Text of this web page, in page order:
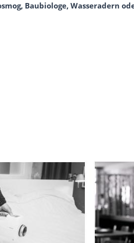
Baubiologe, Wasseradern